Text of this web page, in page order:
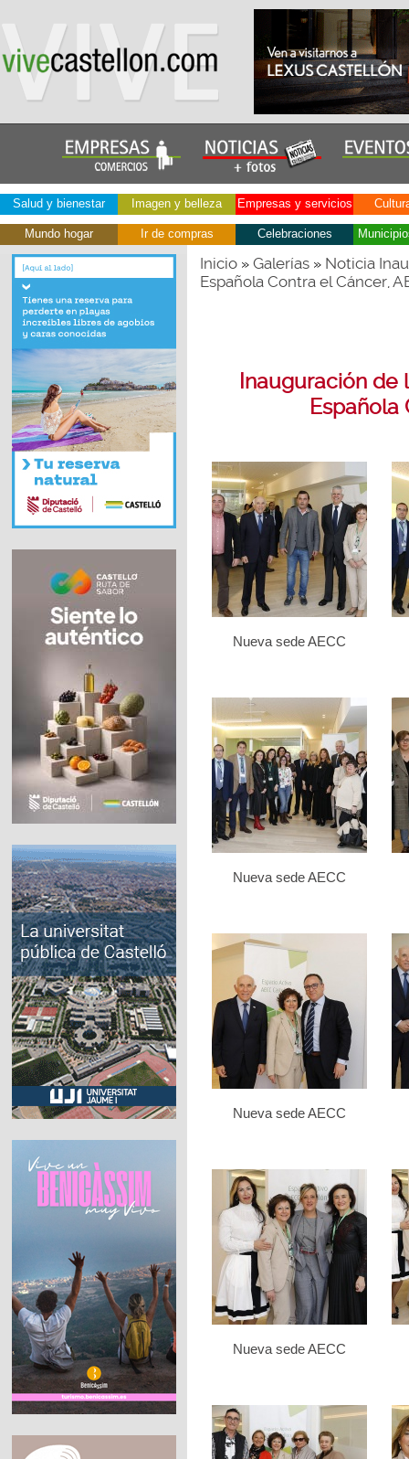
Salud y bienestar Imagen y belleza Empresas y servicios
Mundo hogar Ir de compras Celebraciones
Inicio» Galerías» Noticia
Española Contra el Cáncer,
Inauguración de
Española
Nueva sede AECC
Nueva sede AECC
Nueva sede AECC
Nueva sede AECC